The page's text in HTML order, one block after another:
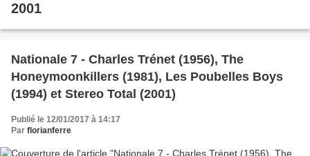
2001
Nationale 7 - Charles Trénet (1956), The
Honeymoonkillers (1981), Les Poubelles Boys
(1994) et Stereo Total (2001)
Publié le 12/01/2017 à 14:17
Par florianferre